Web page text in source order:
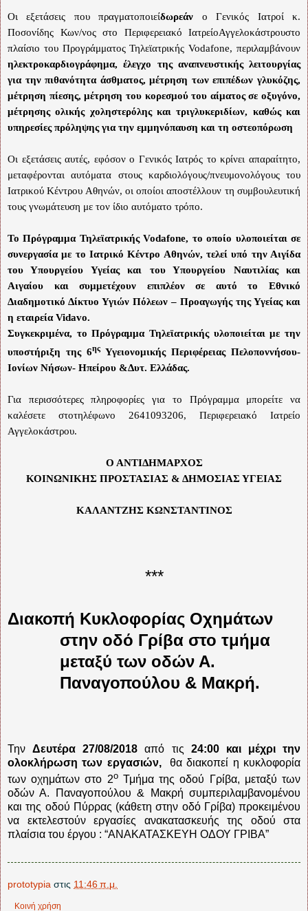
Οι εξετάσεις που πραγματοποιείδωρεάν ο Γενικός Ιατροί κ.
Ποσονίδης Κων/νος στο Περιφερειακό ΙατρείοΑγγελοκάστρουστο
πλαίσιο του Προγράμματος ΤηλεϊατρικήςVodafone, περιλαμβάνουν
ηλεκτροκαρδιογράφημα, έλεγχο της αναπνευστικής λειτουργίας
για την πιθανότητα άσθματος, μέτρηση των επιπέδων γλυκόζης,
μέτρηση πίεσης, μέτρηση του κορεσμού του αίματος σε οξυγόνο,
μέτρησης ολικής χοληστερόλης και τριγλυκεριδίων, καθώς και
υπηρεσίες πρόληψης για την εμμηνόπαυση και τη οστεοπόρωση
Οι εξετάσεις αυτές, εφόσον ο Γενικός Ιατρός το κρίνει απαραίτητο,
μεταφέρονται αυτόματα στους καρδιολόγους/πνευμονολόγους του
Ιατρικού Κέντρου Αθηνών, οι οποίοι αποστέλλουν τη συμβουλευτική
τους γνωμάτευση με τον ίδιο αυτόματο τρόπο.
Το Πρόγραμμα ΤηλεϊατρικήςVodafone, το οποίο υλοποιείται σε
συνεργασία με το Ιατρικό Κέντρο Αθηνών, τελεί υπό την Αιγίδα
του Υπουργείου Υγείας και του Υπουργείου Ναυτιλίας και
Αιγαίου και συμμετέχουν επιπλέον σε αυτό το Εθνικό
Διαδημοτικό Δίκτυο Υγιών Πόλεων – Προαγωγής της Υγείας και
η εταιρείαVidavo.
Συγκεκριμένα, το Πρόγραμμα Τηλεϊατρικής υλοποιείται με την
υποστήριξη της 6ης Υγειονομικής Περιφέρειας Πελοποννήσου-
Ιονίων Νήσων- Ηπείρου &Δυτ. Ελλάδας.
Για περισσότερες πληροφορίες για το Πρόγραμμα μπορείτε να
καλέσετε στoτηλέφωνο 2641093206, Περιφερειακό Ιατρείο
Αγγελοκάστρου.
Ο ΑΝΤΙΔΗΜΑΡΧΟΣ
ΚΟΙΝΩΝΙΚΗΣ ΠΡΟΣΤΑΣΙΑΣ & ΔΗΜΟΣΙΑΣ ΥΓΕΙΑΣ
ΚΑΛΑΝΤΖΗΣ ΚΩΝΣΤΑΝΤΙΝΟΣ
***
Διακοπή Κυκλοφορίας Οχημάτων
στην οδό Γρίβα στο τμήμα
μεταξύ των οδών Α.
Παναγοπούλου & Μακρή.
ΤηνΔευτέρα 27/08/2018από τις 24:00 και μέχρι την
ολοκλήρωση των εργασιών,
θα διακοπεί η κυκλοφορία
των οχημάτων στο 2οΤμήμα της οδού Γρίβα, μεταξύ των
οδών Α. Παναγοπούλου & Μακρή συμπεριλαμβανομένου
και της οδού Πύρρας (κάθετη στην οδό Γρίβα) προκειμένου
να εκτελεστούν εργασίες ανακατασκευής της οδού στα
πλαίσια του έργου : “ΑΝΑΚΑΤΑΣΚΕΥΗ ΟΔΟΥ ΓΡΙΒΑ”
prototypia στις 11:46 π.μ.
Κοινή χρήση